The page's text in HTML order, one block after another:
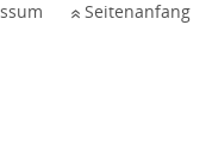
Seitenanfang